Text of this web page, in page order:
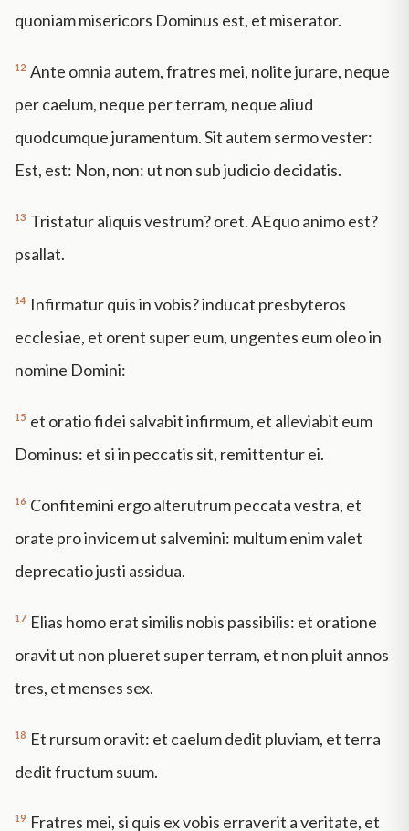
quoniam misericors Dominus est, et miserator.
12 Ante omnia autem, fratres mei, nolite jurare, neque
per caelum, neque per terram, neque aliud
quodcumque juramentum. Sit autem sermo vester:
Est, est: Non, non: ut non sub judicio decidatis.
13 Tristatur aliquis vestrum? oret. AEquo animo est?
psallat.
14 Infirmatur quis in vobis? inducat presbyteros
ecclesiae, et orent super eum, ungentes eum oleo in
nomine Domini:
15 et oratio fidei salvabit infirmum, et alleviabit eum
Dominus: et si in peccatis sit, remittentur ei.
16 Confitemini ergo alterutrum peccata vestra, et
orate pro invicem ut salvemini: multum enim valet
deprecatio justi assidua.
17 Elias homo erat similis nobis passibilis: et oratione
oravit ut non plueret super terram, et non pluit annos
tres, et menses sex.
18 Et rursum oravit: et caelum dedit pluviam, et terra
dedit fructum suum.
19 Fratres mei, si quis ex vobis erraverit a veritate, et